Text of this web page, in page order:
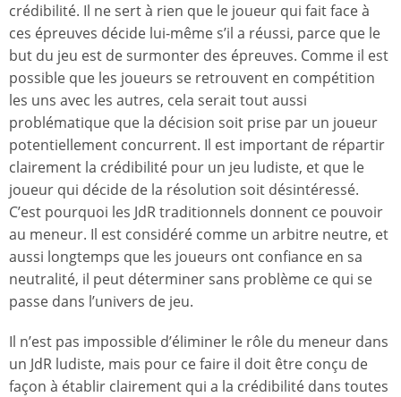
crédibilité. Il ne sert à rien que le joueur qui fait face à
ces épreuves décide lui-même s’il a réussi, parce que le
but du jeu est de surmonter des épreuves. Comme il est
possible que les joueurs se retrouvent en compétition
les uns avec les autres, cela serait tout aussi
problématique que la décision soit prise par un joueur
potentiellement concurrent. Il est important de répartir
clairement la crédibilité pour un jeu ludiste, et que le
joueur qui décide de la résolution soit désintéressé.
C’est pourquoi les JdR traditionnels donnent ce pouvoir
au meneur. Il est considéré comme un arbitre neutre, et
aussi longtemps que les joueurs ont confiance en sa
neutralité, il peut déterminer sans problème ce qui se
passe dans l’univers de jeu.
Il n’est pas impossible d’éliminer le rôle du meneur dans
un JdR ludiste, mais pour ce faire il doit être conçu de
façon à établir clairement qui a la crédibilité dans toutes